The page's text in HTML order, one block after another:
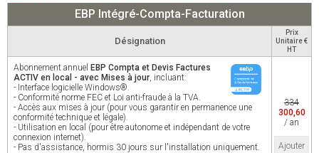
EBP Intégré-Compta-Facturation
Désignation
Prix
Unitaire €
HT
Abonnement annuel EBP Compta et Devis Factures
ACTIV en local - avec Mises à jour, incluant:
- Interface logicielle Windows®.
- Conformité norme FEC et Loi anti-fraude à la TVA.
- Accès aux mises à jour (pour vous garantir en permanence une
conformité technique et légale).
- Utilisation en local (pour être autonome et indépendant de votre
connexion internet).
- Pas d'assistance, hormis 30 jours sur l'installation uniquement.
334
300,60
/ an
Ajouter